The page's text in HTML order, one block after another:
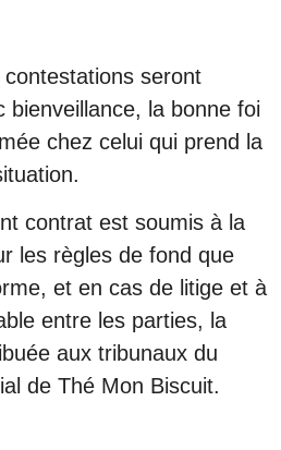
seront
bienveillance, la bonne foi
chez celui qui prend la
contrat est soumis à la
les règles de fond que
et en cas de litige et à
entre les parties, la
aux tribunaux du
de Thé Mon Biscuit.